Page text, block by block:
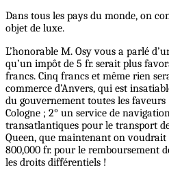
Dans tous les pays du monde, on
objet de luxe.
L’honorable M. Osy vous a parlé
qu’un impôt de 5 fr. serait plus
francs. Cinq francs et même rien
commerce d’Anvers, qui est
du gouvernement toutes les faveurs
Cologne ; 2° un service de
transatlantiques pour le transport
Queen, que maintenant on voudrait
800,000 fr. pour le remboursement
les droits différentiels !